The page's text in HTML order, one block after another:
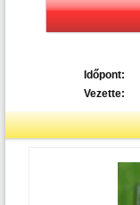
Időpont:
Vezette: